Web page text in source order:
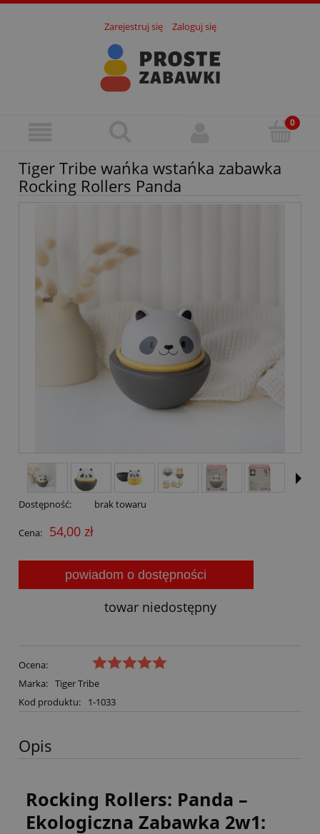
Zarejestruj się Zaloguj się
Tiger Tribe wańka wstańka zabawka
Rocking Rollers Panda
Dostępność: brak towaru
Cena: 54,00 zł
powiadom o dostępności
towar niedostępny
Ocena:
Marka: Tiger Tribe
Kod produktu:
1-1033
Opis
Rocking Rollers: Panda –
Ekologiczna Zabawka 2w1: